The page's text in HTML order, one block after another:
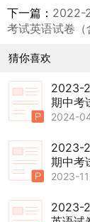
下一篇： 2022-
考试英语试卷（
猜你喜欢
2023-
期中考
2024-
2023-
期中考
2023-
2023-